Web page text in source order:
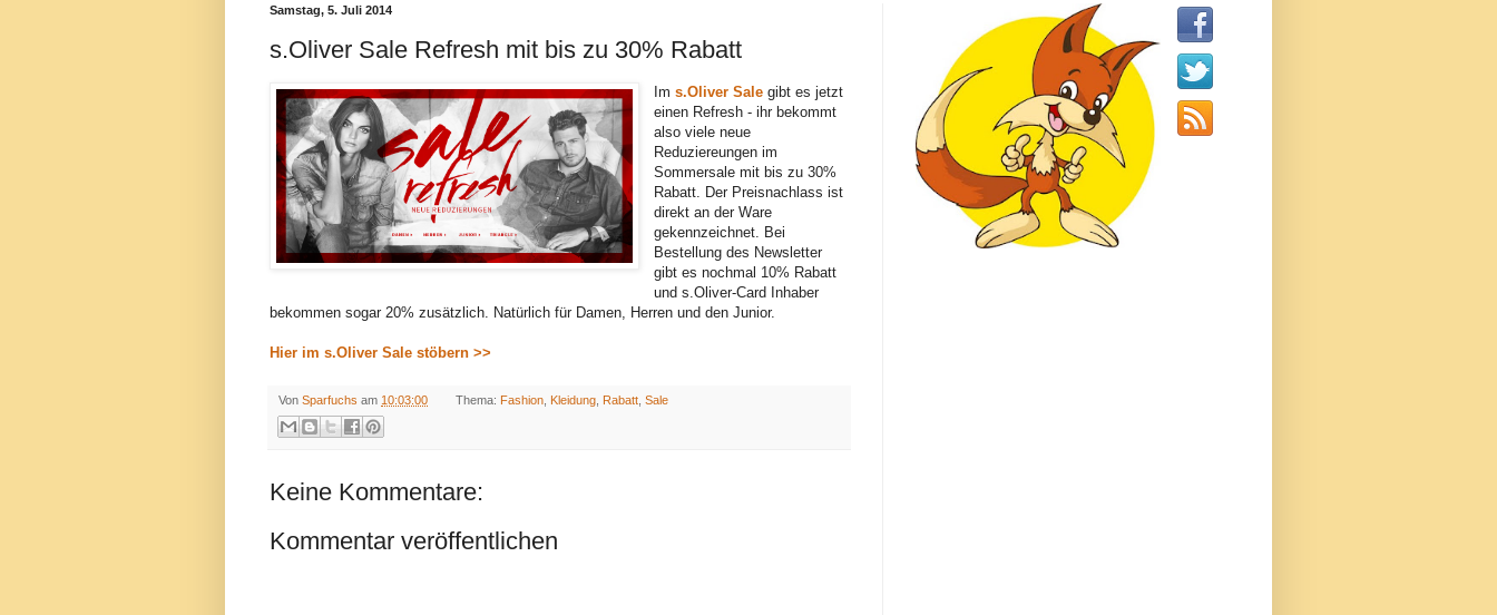
Samstag, 5. Juli 2014
s.Oliver Sale Refresh mit bis zu 30% Rabatt
Ims.Oliver Sale gibt es jetzt
einen Refresh - ihr bekommt
also viele neue
Reduziereungen im
Sommersale mit bis zu 30%
Rabatt. Der Preisnachlass ist
direkt an der Ware
gekennzeichnet. Bei
Bestellung des Newsletter
gibt es nochmal 10% Rabatt
und s.Oliver-Card Inhaber
bekommen sogar 20% zusätzlich. Natürlich für Damen, Herren und den Junior.
Hier im s.Oliver Sale stöbern >>
Von Sparfuchs am 10:03:00 Thema: Fashion, Kleidung, Rabatt, Sale
Keine Kommentare:
Kommentar veröffentlichen